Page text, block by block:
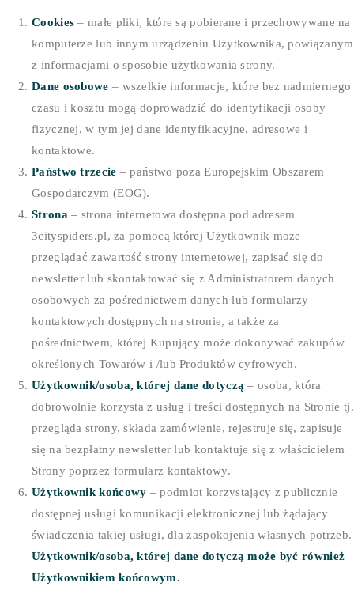
Cookies – małe pliki, które są pobierane i przechowywane na
komputerze lub innym urządzeniu Użytkownika, powiązanym
z informacjami o sposobie użytkowania strony.
Dane osobowe – wszelkie informacje, które bez nadmiernego
czasu i kosztu mogą doprowadzić do identyfikacji osoby
fizycznej, w tym jej dane identyfikacyjne, adresowe i
kontaktowe.
Państwo trzecie – państwo poza Europejskim Obszarem
Gospodarczym (EOG).
Strona – strona internetowa dostępna pod adresem
3cityspiders.pl, za pomocą której Użytkownik może
przeglądać zawartość strony internetowej, zapisać się do
newsletter lub skontaktować się z Administratorem danych
osobowych za pośrednictwem danych lub formularzy
kontaktowych dostępnych na stronie, a także za
pośrednictwem, której Kupujący może dokonywać zakupów
określonych Towarów i /lub Produktów cyfrowych.
Użytkownik/osoba, której dane dotyczą – osoba, która
dobrowolnie korzysta z usług i treści dostępnych na Stronie tj.
przegląda strony, składa zamówienie, rejestruje się, zapisuje
się na bezpłatny newsletter lub kontaktuje się z właścicielem
Strony poprzez formularz kontaktowy.
Użytkownik końcowy – podmiot korzystający z publicznie
dostępnej usługi komunikacji elektronicznej lub żądający
świadczenia takiej usługi, dla zaspokojenia własnych potrzeb.
Użytkownik/osoba, której dane dotyczą może być również
Użytkownikiem końcowym.